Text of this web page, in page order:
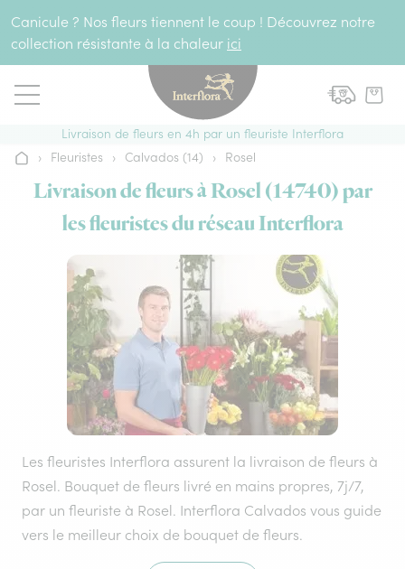
Canicule ? Nos fleurs tiennent le coup ! Découvrez notre
collection résistante à la chaleur ici
Livraison de fleurs en 4h par un fleuriste Interflora
Accueil
› Fleuristes › Calvados (14) › Rosel
Livraison de fleurs à Rosel (14740) par
les fleuristes du réseau Interflora
Les fleuristes Interflora assurent la livraison de fleurs à
Rosel. Bouquet de fleurs livré en mains propres, 7j/7,
par un fleuriste à Rosel. Interflora Calvados vous guide
vers le meilleur choix de bouquet de fleurs.